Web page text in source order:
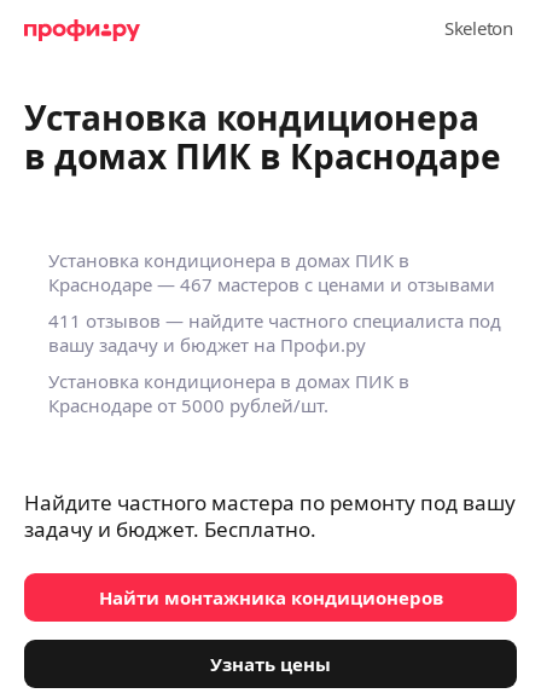
Установка кондиционера
в домах ПИК в Краснодаре
Установка кондиционера в домах ПИК в
Краснодаре — 467 мастеров с ценами и отзывами
411 отзывов — найдите частного специалиста под
вашу задачу и бюджет на Профи.ру
Установка кондиционера в домах ПИК в
Краснодаре от 5000 рублей/шт.
Найдите частного мастера по ремонту под вашу
задачу и бюджет. Бесплатно.
Найти монтажника кондиционеров
Узнать цены